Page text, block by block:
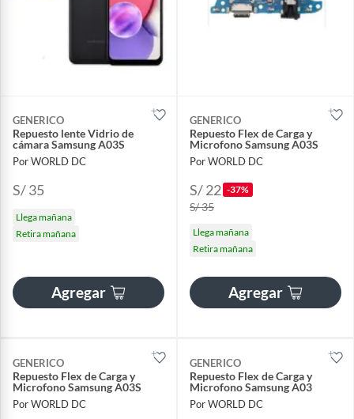
GENERICO
Repuesto lente Vidrio de
cámara Samsung A03S
Por WORLD DC
S/ 35
Llega mañana
Retira mañana
Agregar
GENERICO
Repuesto Flex de Carga y
Microfono Samsung A03S
Por WORLD DC
S/ 22 -37%
S/ 35
Llega mañana
Retira mañana
Agregar
GENERICO
Repuesto Flex de Carga y
Microfono Samsung A03S
Por WORLD DC
GENERICO
Repuesto Flex de Carga y
Microfono Samsung A03
Por WORLD DC